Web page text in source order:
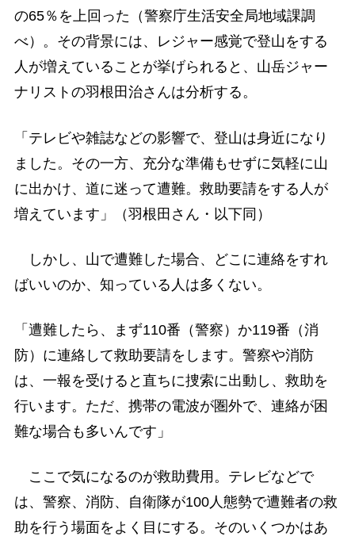
の65％を上回った（警察庁生活安全局地域課調
べ）。その背景には、レジャー感覚で登山をする
人が増えていることが挙げられると、山岳ジャー
ナリストの羽根田治さんは分析する。
「テレビや雑誌などの影響で、登山は身近になり
ました。その一方、充分な準備もせずに気軽に山
に出かけ、道に迷って遭難。救助要請をする人が
増えています」（羽根田さん・以下同）
しかし、山で遭難した場合、どこに連絡をすれ
ばいいのか、知っている人は多くない。
「遭難したら、まず110番（警察）か119番（消
防）に連絡して救助要請をします。警察や消防
は、一報を受けると直ちに捜索に出動し、救助を
行います。ただ、携帯の電波が圏外で、連絡が困
難な場合も多いんです」
ここで気になるのが救助費用。テレビなどで
は、警察、消防、自衛隊が100人態勢で遭難者の救
助を行う場面をよく目にする。そのいくつかはあ